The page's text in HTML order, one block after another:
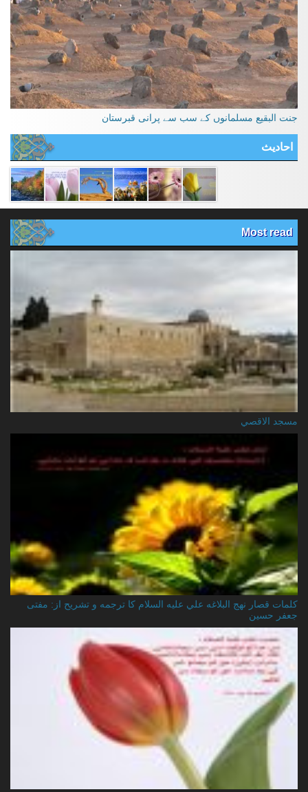
جنت البقیع مسلمانوں کے سب سے پرانی قبرستان
احادیث
Most read
مسجد الاقصي
کلمات قصار نهج البلاغه علي عليه السلام کا ترجمه و تشریح از: مفتی
جعفر حسین